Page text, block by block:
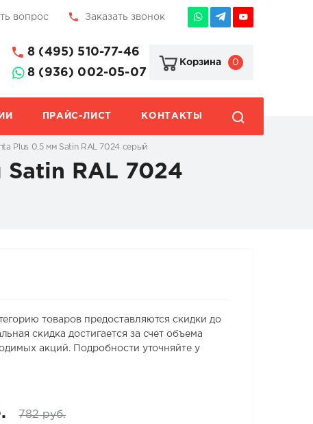
вопрос Заказать звонок
8 (495) 510-77-46
8 (936) 002-05-07
Корзина 0
ПРАЙС-ЛИСТ КОНТАКТЫ
Plus 0,5 мм Satin RAL 7024 серый
RAL 7024
товаров предоставляются скидки до
скидка достигается за счет объема
акций. Подробности уточняйте у
782 руб.